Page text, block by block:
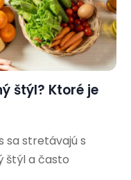
štýl? Ktoré je
sa stretávajú s
štýl a často
v